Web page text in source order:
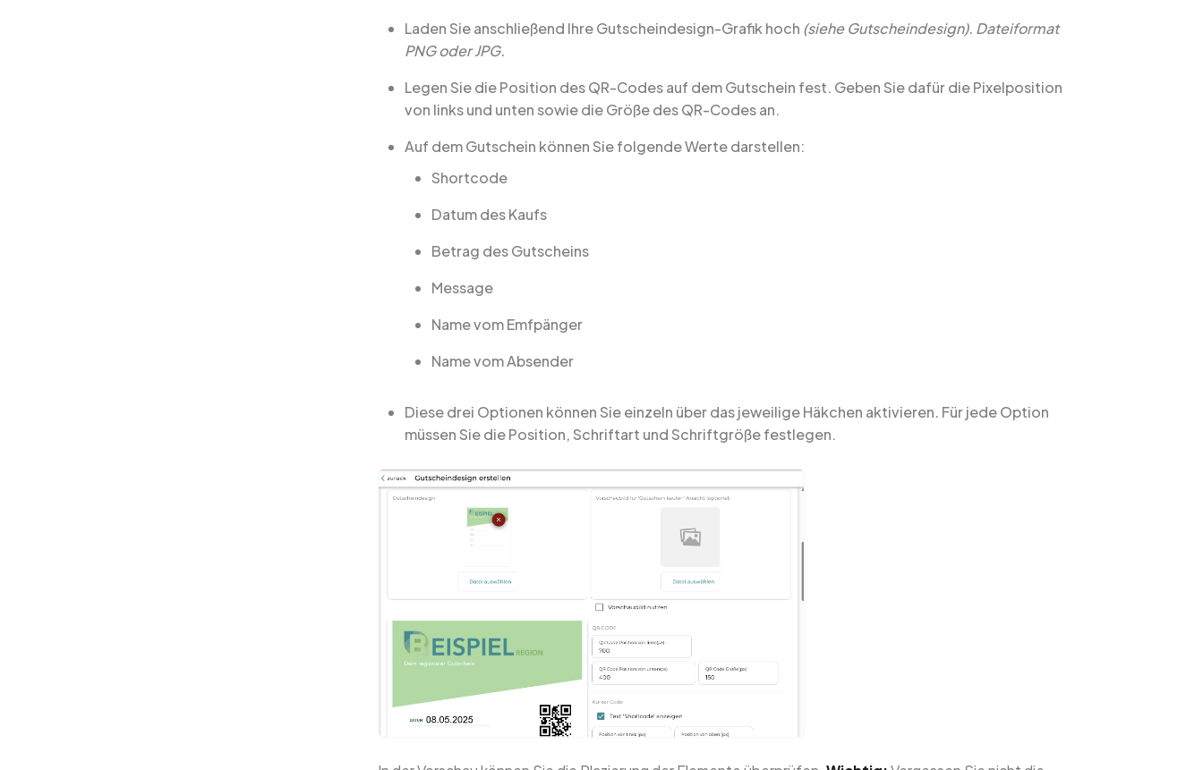
Laden Sie anschließend Ihre Gutscheindesign-Grafik hoch (siehe Gutscheindesign). Dateiformat
PNG oder JPG.
Legen Sie die Position des QR-Codes auf dem Gutschein fest. Geben Sie dafür die Pixelposition
von links und unten sowie die Größe des QR-Codes an.
Auf dem Gutschein können Sie folgende Werte darstellen:
Shortcode
Datum des Kaufs
Betrag des Gutscheins
Message
Name vom Emfpänger
Name vom Absender
Diese drei Optionen können Sie einzeln über das jeweilige Häkchen aktivieren. Für jede Option
müssen Sie die Position, Schriftart und Schriftgröße festlegen.